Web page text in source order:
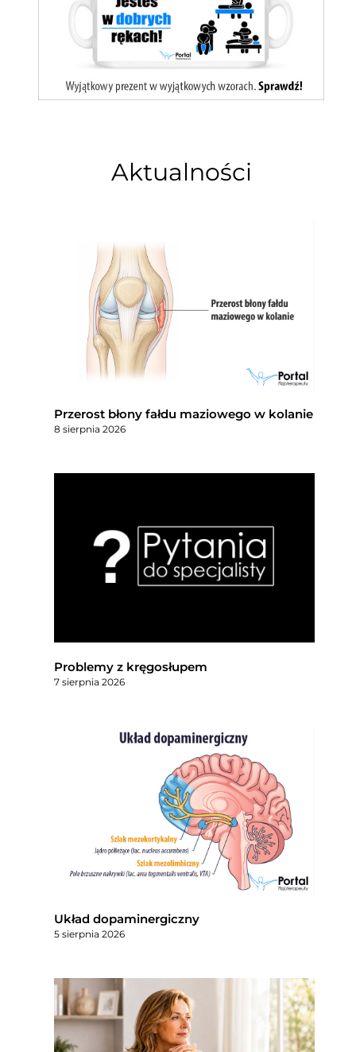
Aktualności
Przerost błony fałdu maziowego w kolanie
8 sierpnia 2026
Problemy z kręgosłupem
7 sierpnia 2026
Układ dopaminergiczny
5 sierpnia 2026